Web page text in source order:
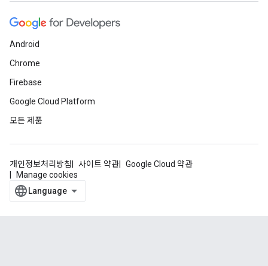
Android
Chrome
Firebase
Google Cloud Platform
모든 제품
개인정보처리방침 사이트 약관
Google Cloud 약관
Manage cookies